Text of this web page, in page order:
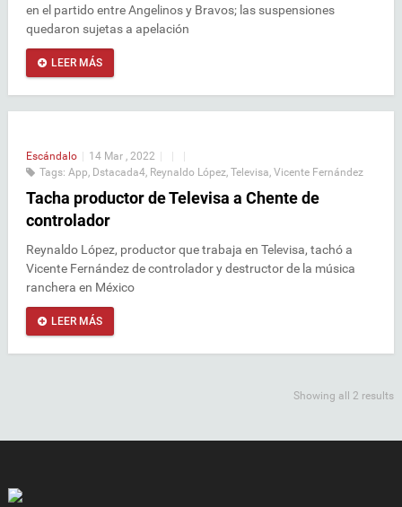
en el partido entre Angelinos y Bravos; las suspensiones
quedaron sujetas a apelación
LEER MÁS
Escándalo | 14 Mar , 2022 | |
|
Tags: App Dstacada4 Reynaldo López Televisa Vicente Fernández
Tacha productor de Televisa a Chente de
controlador
Reynaldo López, productor que trabaja en Televisa, tachó a
Vicente Fernández de controlador y destructor de la música
ranchera en México
LEER MÁS
Showing all 2 results